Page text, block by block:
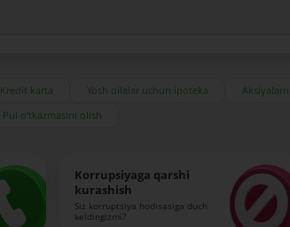
Kredit karta Yosh oilalar uchun ipoteka
Pul o‘tkazmasini olish
Korrupsiyaga qarshi
kurashish
Siz korruptsiya hodisasiga duch
keldingizmi?